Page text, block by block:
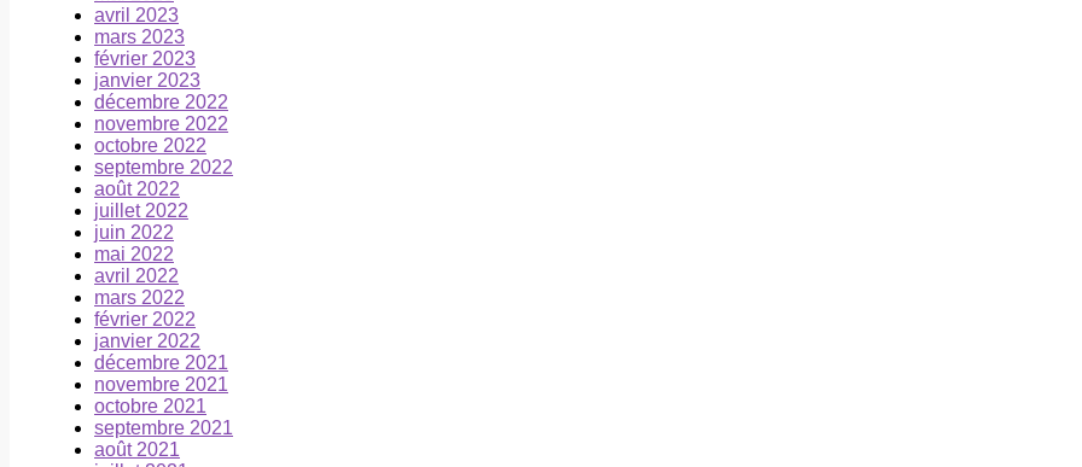
avril 2023
mars 2023
février 2023
janvier 2023
décembre 2022
novembre 2022
octobre 2022
septembre 2022
août 2022
juillet 2022
juin 2022
mai 2022
avril 2022
mars 2022
février 2022
janvier 2022
décembre 2021
novembre 2021
octobre 2021
septembre 2021
août 2021